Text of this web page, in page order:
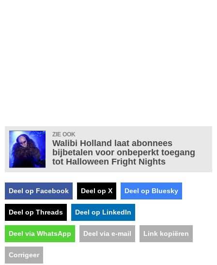
ZIE OOK
Walibi Holland laat abonnees
bijbetalen voor onbeperkt toegang
tot Halloween Fright Nights
Deel op Facebook Deel op X Deel op Bluesky
Deel op Threads Deel op LinkedIn
Deel via WhatsApp Deel via e-mail Link kopiëren
Corrigeer